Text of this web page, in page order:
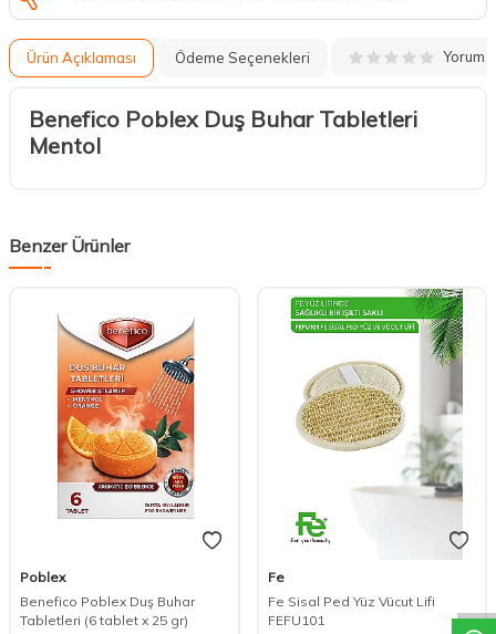
DESTEK
Ürün Açıklaması Ödeme Seçenekleri Yorum
Benefico Poblex Duş Buhar Tabletleri
Mentol
Benzer Ürünler
Poblex
Benefico Poblex Duş Buhar
Tabletleri (6 tablet x 25 gr)
Fe
Fe Sisal Ped Yüz Vücut Lifi
FEFU101